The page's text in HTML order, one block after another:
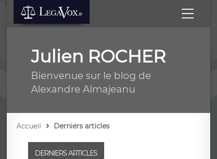
Julien ROCHER
Bienvenue sur le blog de
Alexandre Almajeanu
Accueil Derniers articles
DERNIERS ARTICLES